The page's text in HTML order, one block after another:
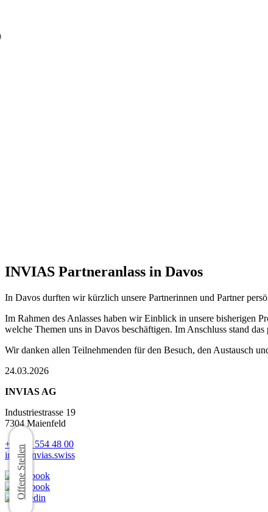
INVIAS Partneranlass in Davos
In Davos durften wir kürzlich unsere Partnerinnen und Partner
Im Rahmen des Anlasses haben wir Einblick in unsere bisherigen
welche Themen uns in Davos beschäftigen. Im Anschluss stand
Wir danken allen Teilnehmenden für den Besuch, den Austausch
24.03.2026
INVIAS AG
Offene Stellen
Industriestrasse 19
7304 Maienfeld
+41 81 554 48 00
info@invias.swiss